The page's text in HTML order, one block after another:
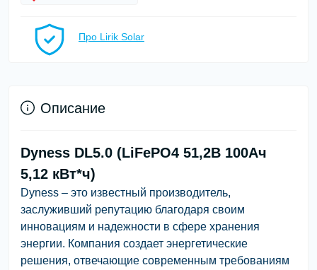
Про Lirik Solar
Описание
Dyness DL5.0 (LiFePO4 51,2В 100Ач
5,12 кВт*ч)
Dyness – это известный производитель,
заслуживший репутацию благодаря своим
инновациям и надежности в сфере хранения
энергии. Компания создает энергетические
решения, отвечающие современным требованиям